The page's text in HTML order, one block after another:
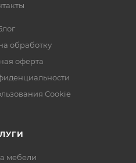
обработку
оферта
Cookie
мебели